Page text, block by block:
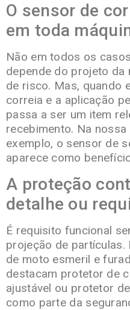
O sensor de
em toda
Não em todos os
depende do projeto da
de risco. Mas, quando
correia e a aplicação
passa a ser um item
recebimento. Na
exemplo, o sensor de
aparece como
A proteção
detalhe ou
É requisito funcional
projeção de partículas.
de moto esmeril e
destacam protetor de
ajustável ou protetor
como parte da